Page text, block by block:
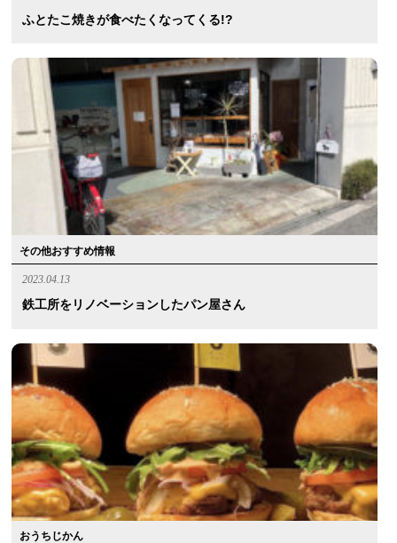
ふとたこ焼きが食べたくなってくる!?
その他おすすめ情報
2023.04.13
鉄工所をリノベーションしたパン屋さん
おうちじかん